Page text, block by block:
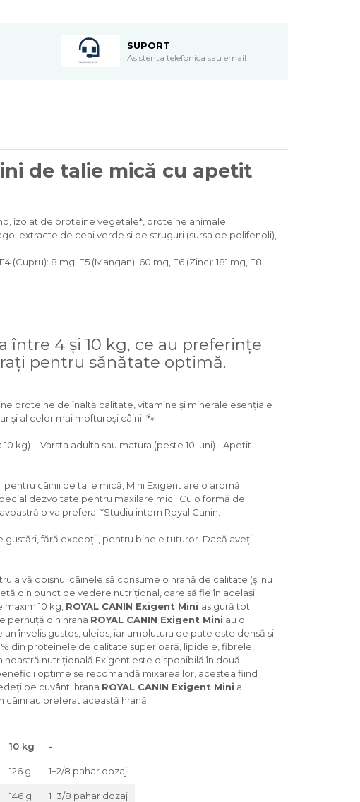
SUPORT
Asistenta telefonica sau email
de talie mică cu apetit
izolat de proteine vegetale*, proteine animale
extracte de ceai verde si de struguri (sursa de polifenoli),
(Cupru): 8 mg, E5 (Mangan): 60 mg, E6 (Zinc): 181 mg, E8
4 și 10 kg, ce au preferințe
pentru sănătate optimă.
proteine de înaltă calitate, vitamine și minerale esențiale
și al celor mai mofturoși câini. 🐾
kg) - Varsta adulta sau matura (peste 10 luni) - Apetit
câinii de talie mică, Mini Exigent are o aromă
dezvoltate pentru maxilare mici. Cu o formă de
o va prefera. *Studiu intern Royal Canin.
fără excepții, pentru binele tuturor. Dacă aveți
a vă obișnui câinele să consume o hrană de calitate (și nu
din punct de vedere nutrițional, care să fie în același
10 kg, ROYAL CANIN Exigent Mini asigură tot
pernuță din hrana ROYAL CANIN Exigent Mini au o
înveliș gustos, uleios, iar umplutura de pate este densă și
din proteinele de calitate superioară, lipidele, fibrele,
nutrițională Exigent este disponibilă în două
optime se recomandă mixarea lor, acestea fiind
pe cuvânt, hrana ROYAL CANIN Exigent Mini a
au preferat această hrană.
10 kg -
126 g 1+2/8 pahar dozaj
146 g 1+3/8 pahar dozaj